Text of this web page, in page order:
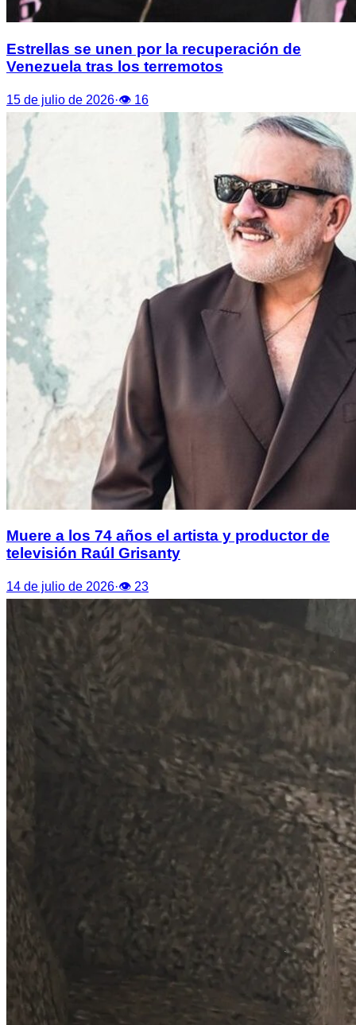
Estrellas se unen por la recuperación de
Venezuela tras los terremotos
15 de julio de 2026·👁 16
Muere a los 74 años el artista y productor de
televisión Raúl Grisanty
14 de julio de 2026·👁 23